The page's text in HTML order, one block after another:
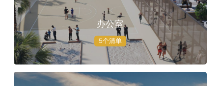
办公室
5个清单